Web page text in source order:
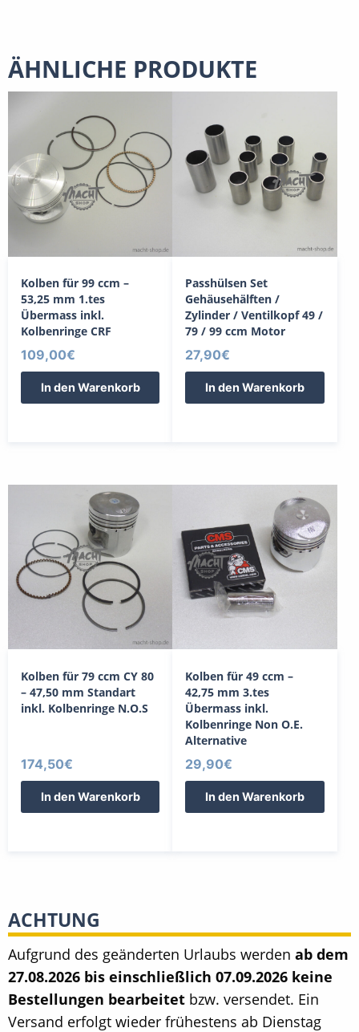
ÄHNLICHE PRODUKTE
Kolben für 99 ccm –
53,25 mm 1.tes
Übermass inkl.
Kolbenringe CRF
109,00€
In den Warenkorb
Passhülsen Set
Gehäusehälften /
Zylinder / Ventilkopf 49 /
79 / 99 ccm Motor
27,90€
In den Warenkorb
Kolben für 79 ccm CY 80
– 47,50 mm Standart
inkl. Kolbenringe N.O.S
174,50€
In den Warenkorb
Kolben für 49 ccm –
42,75 mm 3.tes
Übermass inkl.
Kolbenringe Non O.E.
Alternative
29,90€
In den Warenkorb
ACHTUNG
Aufgrund des geänderten Urlaubs werden ab dem
27.08.2026 bis einschließlich 07.09.2026 keine
Bestellungen bearbeitet bzw. versendet. Ein
Versand erfolgt wieder frühestens ab Dienstag